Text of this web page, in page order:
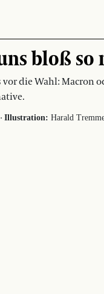
bloß
die Wahl: Macron
· Illustration: Harald